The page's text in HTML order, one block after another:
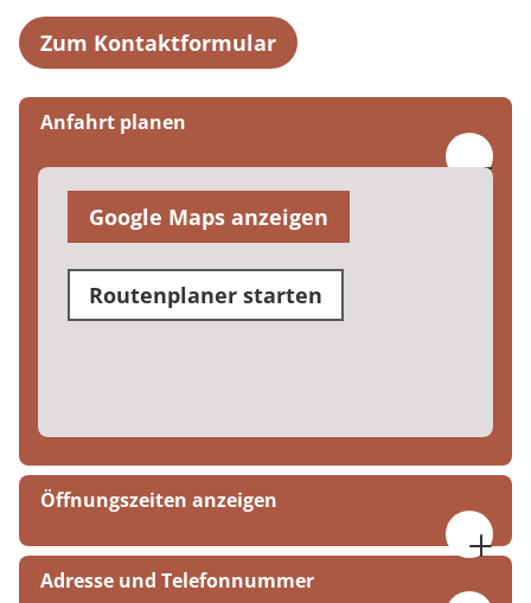
Zum Kontaktformular
Anfahrt planen
Google Maps anzeigen
Routenplaner starten
Öffnungszeiten anzeigen
Mo. bis Do. 07:00 bis 17:00 Uhr
Fr. 07:00 bis 16:00 Uhr
Adresse und Telefonnummer